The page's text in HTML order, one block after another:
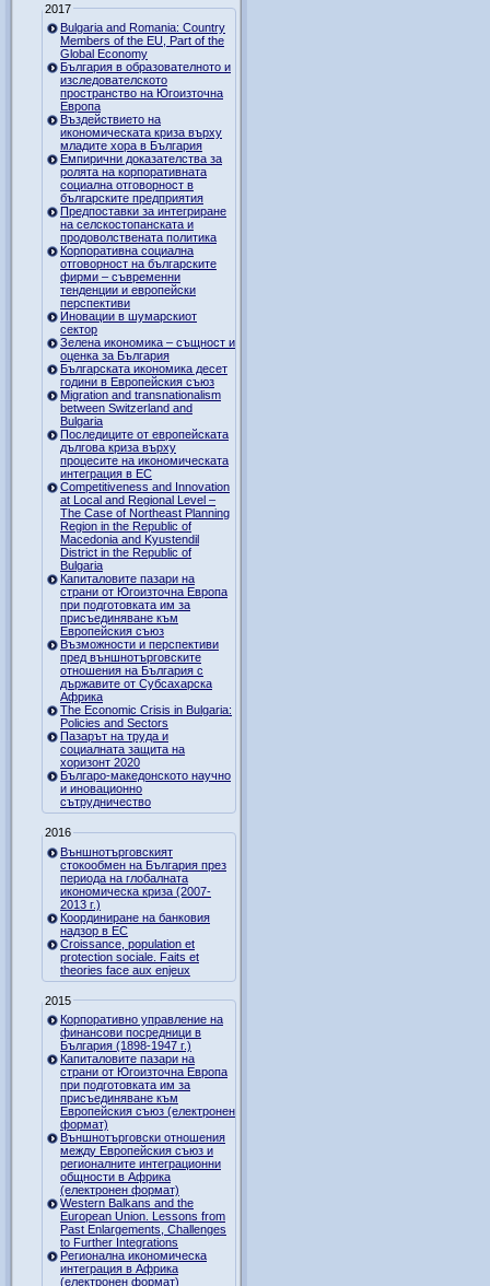
2017
Bulgaria and Romania: Country
Members of the EU, Part of the
Global Economy
България в образователното и
изследователското
пространство на Югоизточна
Европа
Въздействието на
икономическата криза върху
младите хора в България
Емпирични доказателства за
ролята на корпоративната
социална отговорност в
българските предприятия
Предпоставки за интегриране
на селскостопанската и
продоволствената политика
Корпоративна социална
отговорност на българските
фирми – съвременни
тенденции и европейски
перспективи
Иновации в шумарскиот
сектор
Зелена икономика – същност и
оценка за България
Българската икономика десет
години в Европейския съюз
Migration and transnationalism
between Switzerland and
Bulgaria
Последиците от европейската
дългова криза върху
процесите на икономическата
интеграция в ЕС
Competitiveness and Innovation
at Local and Regional Level –
The Case of Northeast Planning
Region in the Republic of
Macedonia and Kyustendil
District in the Republic of
Bulgaria
Капиталовите пазари на
страни от Югоизточна Европа
при подготовката им за
присъединяване към
Европейския съюз
Възможности и перспективи
пред външнотърговските
отношения на България с
държавите от Субсахарска
Африка
The Economic Crisis in Bulgaria:
Policies and Sectors
Пазарът на труда и
социалната защита на
хоризонт 2020
Българо-македонското научно
и иновационно
сътрудничество
2016
Външнотърговският
стокообмен на България през
периода на глобалната
икономическа криза (2007-
2013 г.)
Координиране на банковия
надзор в ЕС
Croissance, population et
protection sociale. Faits et
theories face aux enjeux
2015
Корпоративно управление на
финансови посредници в
България (1898-1947 г.)
Капиталовите пазари на
страни от Югоизточна Европа
при подготовката им за
присъединяване към
Европейския съюз (електронен
формат)
Външнотърговски отношения
между Европейския съюз и
регионалните интеграционни
общности в Африка
(електронен формат)
Western Balkans and the
European Union. Lessons from
Past Enlargements, Challenges
to Further Integrations
Регионална икономическа
интеграция в Африка
(електронен формат)